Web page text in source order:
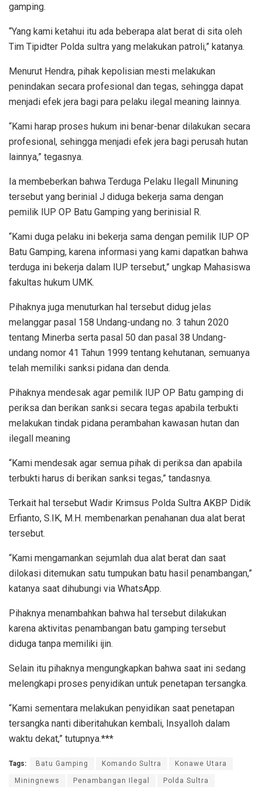
gamping.
“Yang kami ketahui itu ada beberapa alat berat di sita oleh
Tim Tipidter Polda sultra yang melakukan patroli,” katanya.
Menurut Hendra, pihak kepolisian mesti melakukan
penindakan secara profesional dan tegas, sehingga dapat
menjadi efek jera bagi para pelaku ilegal meaning lainnya.
“Kami harap proses hukum ini benar-benar dilakukan secara
profesional, sehingga menjadi efek jera bagi perusah hutan
lainnya,” tegasnya.
Ia membeberkan bahwa Terduga Pelaku Ilegall Minuning
tersebut yang berinial J diduga bekerja sama dengan
pemilik IUP OP Batu Gamping yang berinisial R.
“Kami duga pelaku ini bekerja sama dengan pemilik IUP OP
Batu Gamping, karena informasi yang kami dapatkan bahwa
terduga ini bekerja dalam IUP tersebut,” ungkap Mahasiswa
fakultas hukum UMK.
Pihaknya juga menuturkan hal tersebut didug jelas
melanggar pasal 158 Undang-undang no. 3 tahun 2020
tentang Minerba serta pasal 50 dan pasal 38 Undang-
undang nomor 41 Tahun 1999 tentang kehutanan, semuanya
telah memiliki sanksi pidana dan denda.
Pihaknya mendesak agar pemilik IUP OP Batu gamping di
periksa dan berikan sanksi secara tegas apabila terbukti
melakukan tindak pidana perambahan kawasan hutan dan
ilegall meaning
“Kami mendesak agar semua pihak di periksa dan apabila
terbukti harus di berikan sanksi tegas,” tandasnya.
Terkait hal tersebut Wadir Krimsus Polda Sultra AKBP Didik
Erfianto, S.IK, M.H. membenarkan penahanan dua alat berat
tersebut.
“Kami mengamankan sejumlah dua alat berat dan saat
dilokasi ditemukan satu tumpukan batu hasil penambangan,”
katanya saat dihubungi via WhatsApp.
Pihaknya menambahkan bahwa hal tersebut dilakukan
karena aktivitas penambangan batu gamping tersebut
diduga tanpa memiliki ijin.
Selain itu pihaknya mengungkapkan bahwa saat ini sedang
melengkapi proses penyidikan untuk penetapan tersangka.
“Kami sementara melakukan penyidikan saat penetapan
tersangka nanti diberitahukan kembali, Insyalloh dalam
waktu dekat,” tutupnya.***
Tags: Batu Gamping Komando Sultra Konawe Utara
Miningnews Penambangan Ilegal Polda Sultra